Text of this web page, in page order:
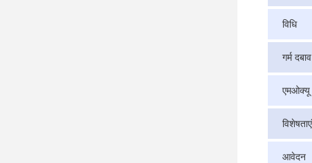
विधि
गर्म
एमओक्यू
विशेषताएं
आवेदन